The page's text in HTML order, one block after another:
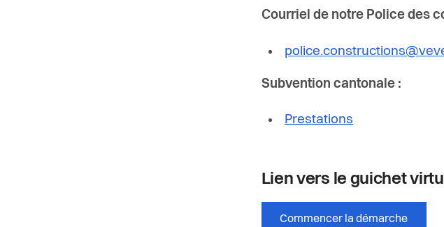
Courriel de notre Police des
Subvention cantonale :
Prestations
Lien vers le guichet
Commencer la démarche